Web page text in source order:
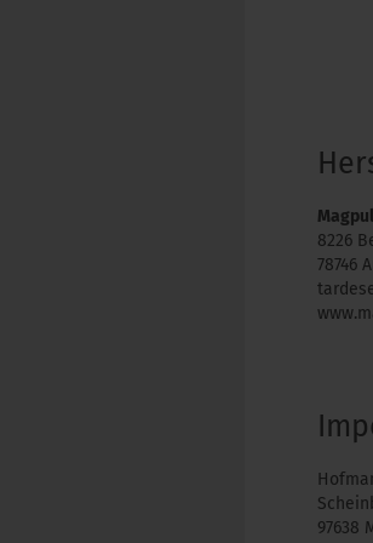
8226
78746
97638